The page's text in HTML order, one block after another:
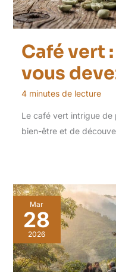
Café vert
vous
4 minutes de lecture
Le café vert intrigue de
bien-être et de
Mar
28
2026